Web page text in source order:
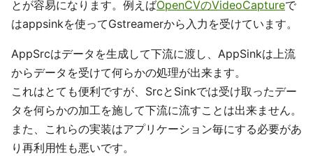
とが容易になります。例えばOpenCVのVideoCaptureで
はappsinkを使ってGstreamerから入力を受けています。
AppSrcはデータを生成して下流に渡し、AppSinkは上流
からデータを受けて何らかの処理が出来ます。
これはとても便利ですが、SrcとSinkでは受け取ったデー
タを何らかの加工を施して下流に流すことは出来ません。
また、これらの実装はアプリケーション毎にする必要があ
り再利用性も悪いです。